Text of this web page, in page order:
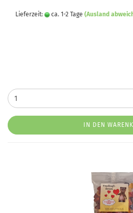
Lieferzeit: ca. 1-2 Tage (Ausland
IN DEN